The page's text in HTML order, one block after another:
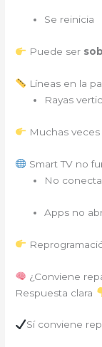
Se reinicia
Puede ser
Líneas en la
Rayas
Muchas veces
Smart TV no
No
Apps no
¿Conviene
Respuesta clara
Sí conviene